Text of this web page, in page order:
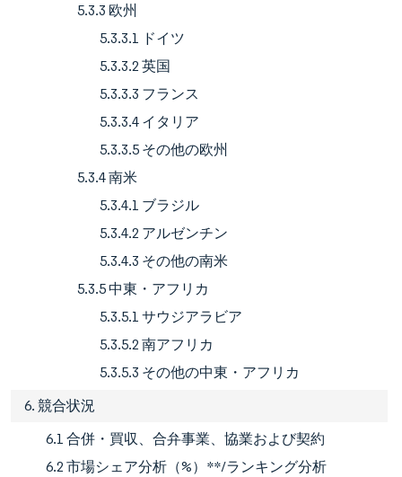
5.3.3 欧州
5.3.3.1 ドイツ
5.3.3.2 英国
5.3.3.3 フランス
5.3.3.4 イタリア
5.3.3.5 その他の欧州
5.3.4 南米
5.3.4.1 ブラジル
5.3.4.2 アルゼンチン
5.3.4.3 その他の南米
5.3.5 中東・アフリカ
5.3.5.1 サウジアラビア
5.3.5.2 南アフリカ
5.3.5.3 その他の中東・アフリカ
6. 競合状況
6.1 合併・買収、合弁事業、協業および契約
6.2 市場シェア分析（%）**/ランキング分析